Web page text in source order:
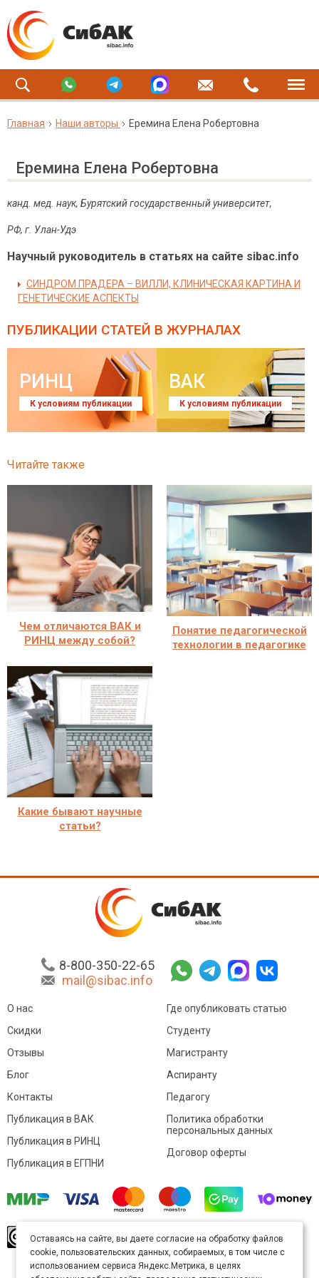
Главная Наши авторы Еремина Елена Робертовна
Еремина Елена Робертовна
канд. мед. наук, Бурятский государственный университет,
РФ, г. Улан-Удэ
Научный руководитель в статьях на сайте sibac.info
СИНДРОМ ПРАДЕРА – ВИЛЛИ, КЛИНИЧЕСКАЯ КАРТИНА И
ГЕНЕТИЧЕСКИЕ АСПЕКТЫ
ПУБЛИКАЦИИ СТАТЕЙ В ЖУРНАЛАХ
РИНЦ
К условиям публикации
ВАК
К условиям публикации
Читайте также
Чем отличаются ВАК и
РИНЦ между собой?
Понятие педагогической
технологии в педагогике
Какие бывают научные
статьи?
8-800-350-22-65
mail@sibac.info
О нас
Скидки
Отзывы
Блог
Контакты
Где опубликовать статью
Студенту
Магистранту
Аспиранту
Педагогу
Публикация в ВАК
Публикация в РИНЦ
Публикация в ЕГПНИ
Политика обработки
персональных данных
Договор оферты
произведение доступно полицензии Creative
Commons «Attribution» («Атрибуция») 4.0
Непортированная.
Оставаясь на сайте, вы даете согласие на обработку файлов
cookie, пользовательских данных, собираемых, в том числе с
использованием сервиса Яндекс.Метрика, в целях